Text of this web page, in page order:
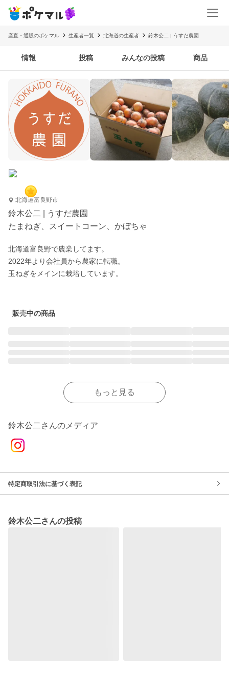
産直・通販のポケマル 生産者一覧 北海道の生産者 鈴木公二 | うすだ農園
情報 投稿 みんなの投稿 商品
北海道富良野市
鈴木公二 | うすだ農園
たまねぎ、スイートコーン、かぼちゃ
北海道富良野で農業してます。
2022年より会社員から農家に転職。
玉ねぎをメインに栽培しています。
販売中の商品
もっと見る
鈴木公二さんのメディア
特定商取引法に基づく表記
鈴木公二さんの投稿